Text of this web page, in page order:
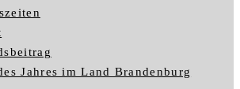
Jahres im Land Brandenburg